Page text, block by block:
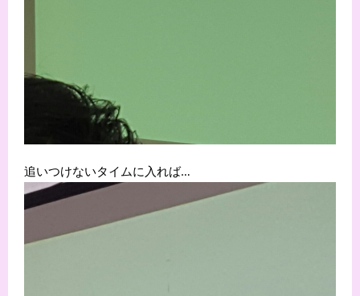
追いつけないタイムに入れば…